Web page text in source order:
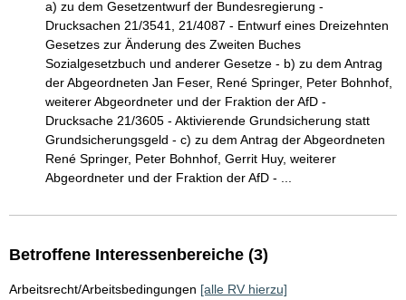
a) zu dem Gesetzentwurf der Bundesregierung -
Drucksachen 21/3541, 21/4087 - Entwurf eines Dreizehnten
Gesetzes zur Änderung des Zweiten Buches
Sozialgesetzbuch und anderer Gesetze - b) zu dem Antrag
der Abgeordneten Jan Feser, René Springer, Peter Bohnhof,
weiterer Abgeordneter und der Fraktion der AfD -
Drucksache 21/3605 - Aktivierende Grundsicherung statt
Grundsicherungsgeld - c) zu dem Antrag der Abgeordneten
René Springer, Peter Bohnhof, Gerrit Huy, weiterer
Abgeordneter und der Fraktion der AfD - ...
Betroffene Interessenbereiche (3)
Arbeitsrecht/Arbeitsbedingungen [alle RV hierzu]